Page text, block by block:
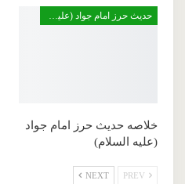
حدیث حرز امام جواد (علیه السلام)
خلاصه حدیث حرز امام جواد
(عليه السلام)
NEXT